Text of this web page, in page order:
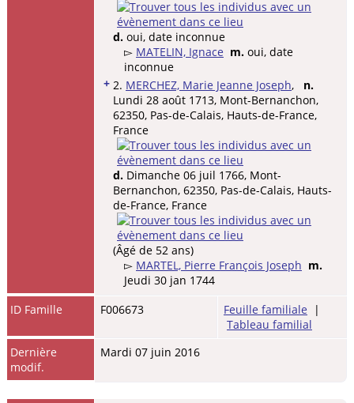
d. oui, date inconnue
▻ MATELIN, Ignace m. oui, date
inconnue
+ 2. MERCHEZ, Marie Jeanne Joseph, n.
Lundi 28 août 1713, Mont-Bernanchon,
62350, Pas-de-Calais, Hauts-de-France,
France
d. Dimanche 06 juil 1766, Mont-
Bernanchon, 62350, Pas-de-Calais, Hauts-
de-France, France
(Âgé de 52 ans)
▻ MARTEL, Pierre François Joseph m.
Jeudi 30 jan 1744
ID Famille
F006673 Feuille familiale |
Tableau familial
Dernière
modif.
Mardi 07 juin 2016